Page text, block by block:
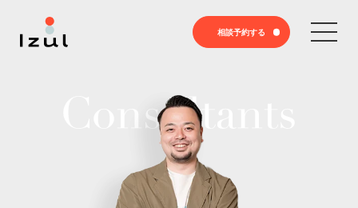
相談予約する